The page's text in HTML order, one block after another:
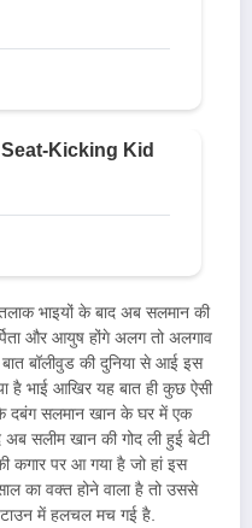
भाइयों के बाद अब सलमान की
और आयुष होंगे अलग तो अलगाव
बॉलीवुड की दुनिया से आई इस
है भाई आखिर यह बात ही कुछ ऐसी
दबंग सलमान खान के घर में एक
सलीम खान की गोद ली हुई बेटी
कगार पर आ गया है जो हां इस
का वक्त होने वाला है तो उससे
में हलचल मच गई है.